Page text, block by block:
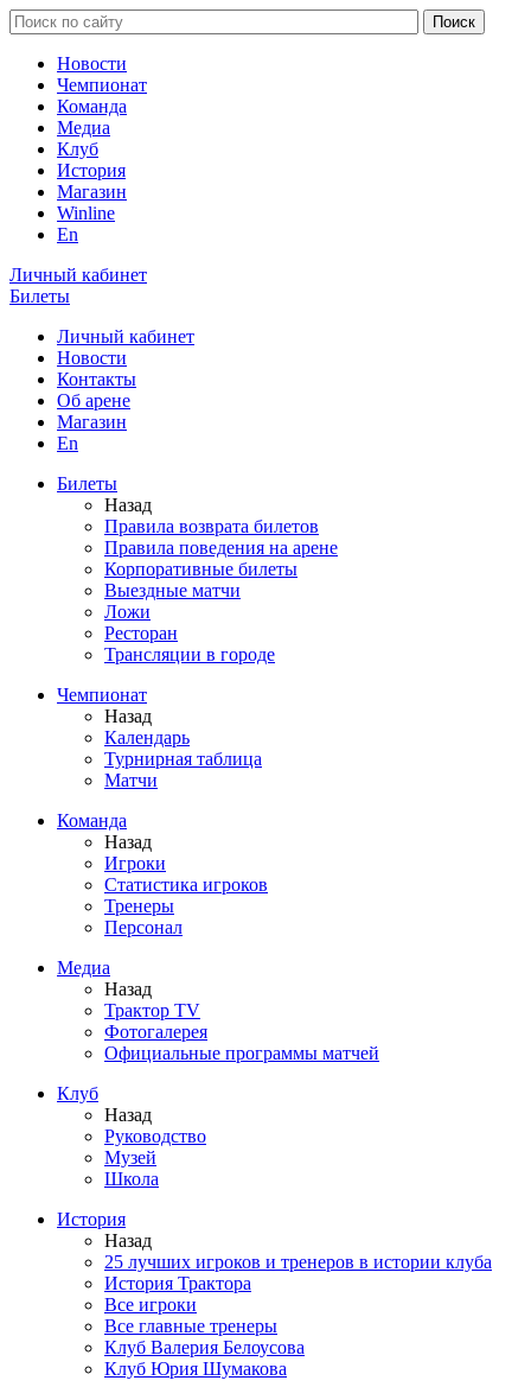
Новости
Чемпионат
Команда
Медиа
Клуб
История
Магазин
Winline
En
Личный кабинет
Билеты
Личный кабинет
Новости
Контакты
Об арене
Магазин
En
Билеты
Назад
Правила возврата билетов
Правила поведения на арене
Корпоративные билеты
Выездные матчи
Ложи
Ресторан
Трансляции в городе
Чемпионат
Назад
Календарь
Турнирная таблица
Матчи
Команда
Назад
Игроки
Статистика игроков
Тренеры
Персонал
Медиа
Назад
Трактор TV
Фотогалерея
Официальные программы матчей
Клуб
Назад
Руководство
Музей
Школа
История
Назад
25 лучших игроков и тренеров в истории клуба
История Трактора
Все игроки
Все главные тренеры
Клуб Валерия Белоусова
Клуб Юрия Шумакова